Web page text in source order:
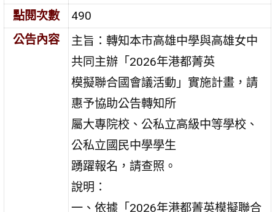
點閱次數
490
公告內容
主旨：轉知本市高雄中學與高雄女中
共同主辦「2026年港都菁英
模擬聯合國會議活動」實施計畫，請
惠予協助公告轉知所
屬大專院校、公私立高級中等學校、
公私立國民中學學生
踴躍報名，請查照。
說明：
一、依據「2026年港都菁英模擬聯合